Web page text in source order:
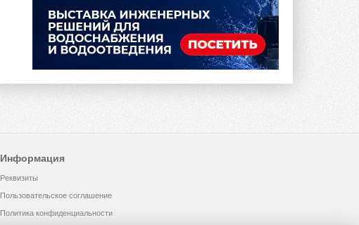
Информация
Реквизиты
Пользовательское соглашение
Политика конфиденциальности